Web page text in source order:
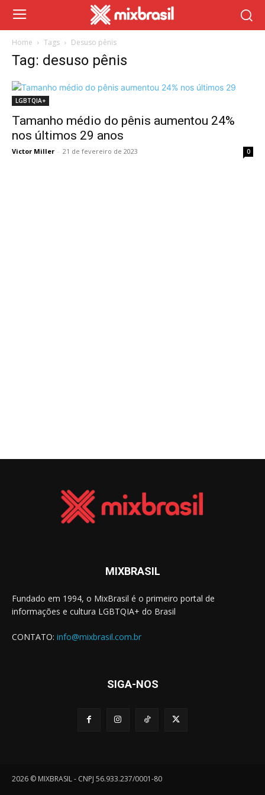
Home Tags Desuso pênis
Tag: desuso pênis
LGBTQIA+
Tamanho médio do pênis aumentou 24%
nos últimos 29 anos
Victor Miller - 21 de fevereiro de 2023 0
MIXBRASIL
Fundado em 1994, o MixBrasil é o primeiro portal de
informações e cultura LGBTQIA+ do Brasil
CONTATO: info@mixbrasil.com.br
SIGA-NOS
2026 © MIXBRASIL - CNPJ 56.933.237/0001-80